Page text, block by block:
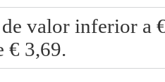
valor inferior a
€ 3,69.